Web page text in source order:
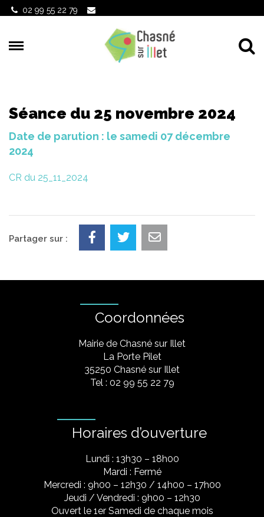
Gestion des traceurs
02 99 55 22 79
Séance du 25 novembre 2024
Date de parution : le samedi 07 décembre
2024
CR du 25_11_2024
Partager sur :
Coordonnées
Mairie de Chasné sur Illet
La Porte Pilet
35250 Chasné sur Illet
Tel : 02 99 55 22 79
Horaires d’ouverture
Lundi : 13h30 – 18h00
Mardi : Fermé
Mercredi : 9h00 – 12h30 / 14h00 – 17h00
Jeudi / Vendredi : 9h00 – 12h30
Ouvert le 1er Samedi de chaque mois